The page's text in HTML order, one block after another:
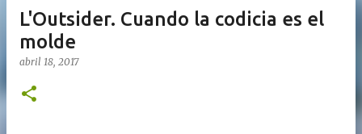
L'Outsider. Cuando la codicia es el
molde
abril 18, 2017